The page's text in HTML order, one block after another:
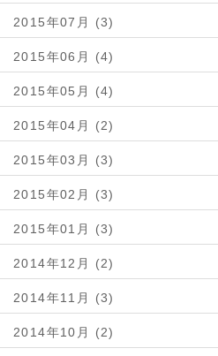
2015年07月 (3)
2015年06月 (4)
2015年05月 (4)
2015年04月 (2)
2015年03月 (3)
2015年02月 (3)
2015年01月 (3)
2014年12月 (2)
2014年11月 (3)
2014年10月 (2)